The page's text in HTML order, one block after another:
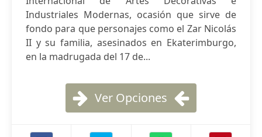
Industriales Modernas, ocasión que sirve de
fondo para que personajes como el Zar Nicolás
II y su familia, asesinados en Ekaterimburgo,
en la madrugada del 17 de...
Ver Opciones